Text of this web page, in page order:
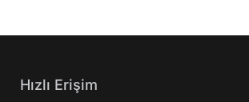
Hızlı Erişim